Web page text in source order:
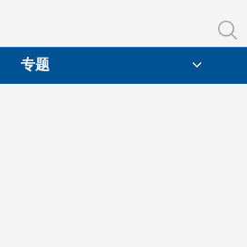
专题